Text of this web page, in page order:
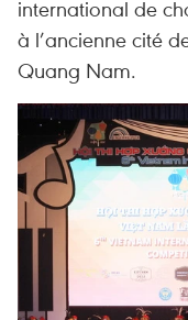
international de
à l’ancienne cité
Quang Nam.